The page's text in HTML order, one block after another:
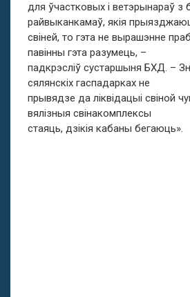
для ўчастковых і ветэрынараў з
райвыканкамаў, якія
свіней, то гэта не вырашэнне
павінны гэта разумець, –
падкрэсліў сустаршыня БХД. –
сялянскіх гаспадарках не
прывядзе да ліквідацыі свіной
вялізныя свінакомплексы
стаяць, дзікія кабаны бегаюць».